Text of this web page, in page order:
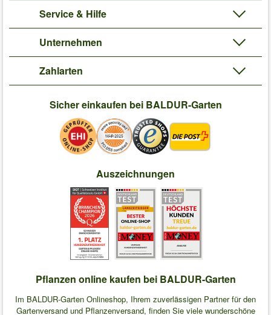
Service & Hilfe
Unternehmen
Zahlarten
Sicher einkaufen bei BALDUR-Garten
Auszeichnungen
Pflanzen online kaufen bei BALDUR-Garten
Im BALDUR-Garten Onlineshop, Ihrem zuverlässigen Partner für den
Gartenversand und Pflanzenversand, finden Sie viele wunderschöne